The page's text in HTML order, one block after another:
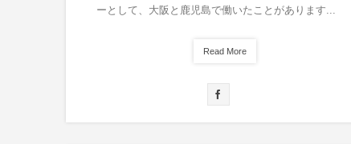
ーとして、大阪と鹿児島で働いたことがあります...
Read More